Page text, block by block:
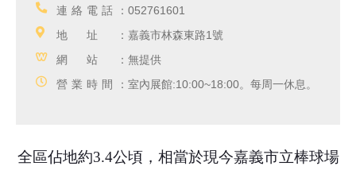
連絡電話： 052761601
地址： 嘉義市林森東路1號
網站： 無提供
營業時間： 室內展館:10:00~18:00。每周一休息。
全區佔地約3.4公頃，相當於現今嘉義市立棒球場